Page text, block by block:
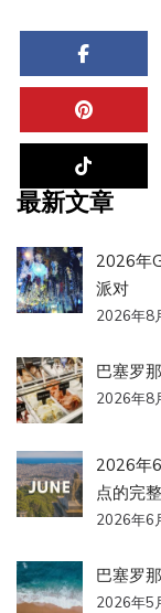
最新文章
2026年
派对
2026年8
巴塞罗
2026年8
2026年
点的完
2026年6
巴塞罗
2026年5